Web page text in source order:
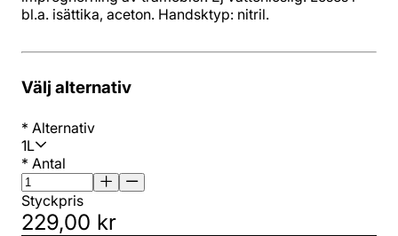
bl.a. isättika, aceton. Handsktyp: nitril.
Välj alternativ
* Alternativ
1L
* Antal
Styckpris
229,00 kr